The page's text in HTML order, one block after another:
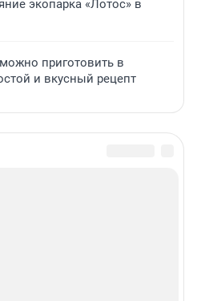
экопарка «Лотос» в
приготовить в
и вкусный рецепт